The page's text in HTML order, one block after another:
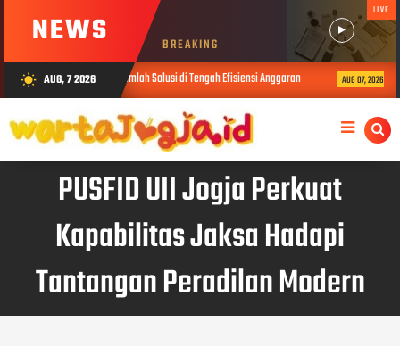
NEWS BREAKING
LIVE
wb_sunny AUG, 7 2026
Rumuskan Sejumlah Solusi di Tengah Efisiensi Anggaran AUG 07, 2026
PUSFID UII Jogja Perkuat
Kapabilitas Jaksa Hadapi
Tantangan Peradilan Modern